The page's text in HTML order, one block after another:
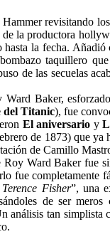
revisitando
de la productora
hasta la fecha.
taquillero
de las secuelas
Baker,
del Titanic), fue
El aniversario y
de 1873) que
de Camillo
Roy Ward Baker fue
fue completamente
Fisher”, una
de ser
análisis tan simplista